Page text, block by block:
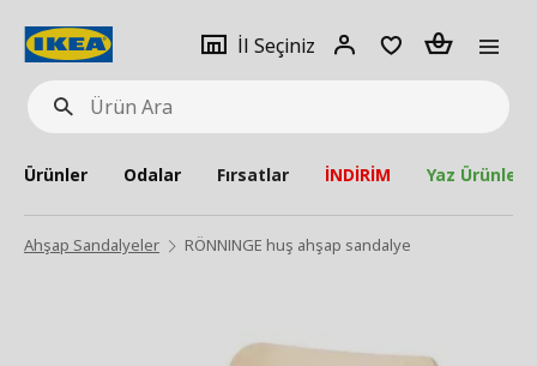
Ürün
Ara
İl Seçiniz
Giriş
Adet
Ürünler Odalar Fırsatlar İNDİRİM Yaz Ürünleri
Ahşap Sandalyeler RÖNNINGE huş ahşap sandalye